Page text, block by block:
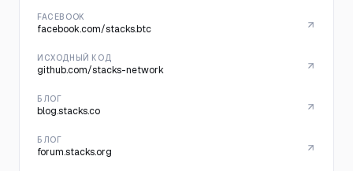
FACEBOOK
facebook.com/stacks.btc
ИСХОДНЫЙ КОД
github.com/stacks-network
БЛОГ
blog.stacks.co
БЛОГ
forum.stacks.org